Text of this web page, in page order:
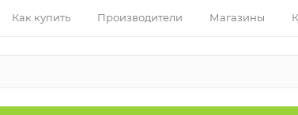
Как купить Производители Магазины